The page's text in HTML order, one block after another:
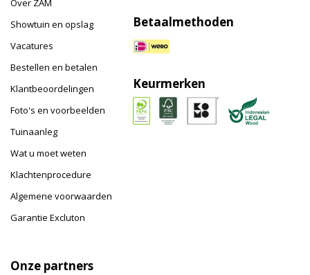
Over ZAM
Showtuin en opslag
Vacatures
Bestellen en betalen
Klantbeoordelingen
Foto's en voorbeelden
Tuinaanleg
Wat u moet weten
Klachtenprocedure
Algemene voorwaarden
Garantie Excluton
Betaalmethoden
Keurmerken
Onze partners